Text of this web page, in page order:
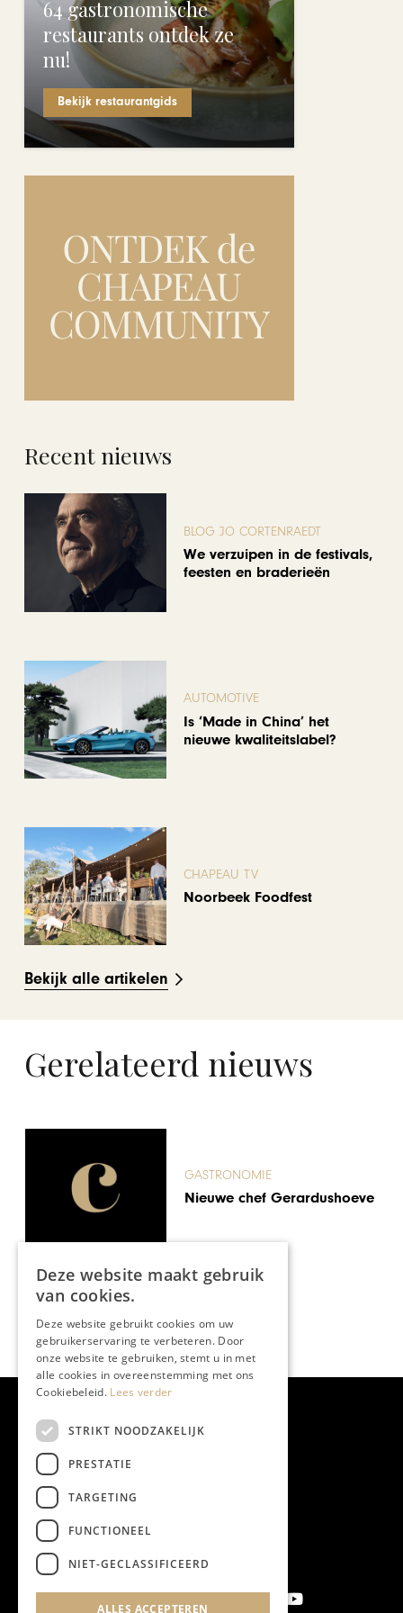
64 gastronomische
restaurants ontdek ze
nu!
Bekijk restaurantgids
Recent nieuws
BLOG JO CORTENRAEDT
We verzuipen in de festivals,
feesten en braderieën
AUTOMOTIVE
Is ‘Made in China’ het
nieuwe kwaliteitslabel?
CHAPEAU TV
Noorbeek Foodfest
Bekijk alle artikelen
Gerelateerd nieuws
GASTRONOMIE
Nieuwe chef Gerardushoeve
Deze website maakt gebruik
van cookies.
Deze website gebruikt cookies om uw
gebruikerservaring te verbeteren. Door
onze website te gebruiken, stemt u in met
alle cookies in overeenstemming met ons
Cookiebeleid. Lees verder
STRIKT NOODZAKELIJK
PRESTATIE
TARGETING
FUNCTIONEEL
NIET-GECLASSIFICEERD
ALLES ACCEPTEREN